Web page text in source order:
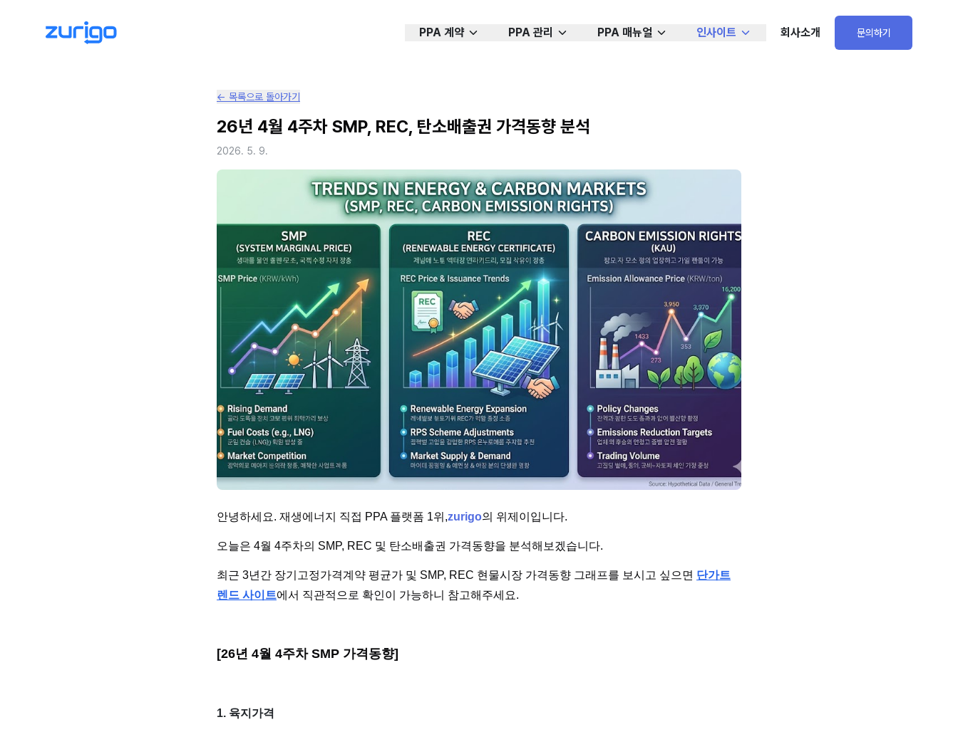
PPA 계약 PPA 관리 PPA 매뉴얼 인사이트 회사소개 문의하기
← 목록으로 돌아가기
26년 4월 4주차 SMP, REC, 탄소배출권 가격동향 분석
2026. 5. 9.
안녕하세요. 재생에너지 직접 PPA 플랫폼 1위,zurigo의 위제이입니다.
오늘은 4월 4주차의 SMP, REC 및 탄소배출권 가격동향을 분석해보겠습니다.
최근 3년간 장기고정가격계약 평균가 및 SMP, REC 현물시장 가격동향 그래프를 보시고 싶으면 단가트
렌드 사이트에서 직관적으로 확인이 가능하니 참고해주세요.
[26년 4월 4주차 SMP 가격동향]
1. 육지가격